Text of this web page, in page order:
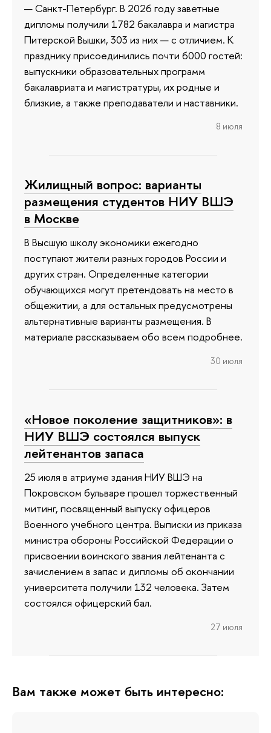
— Санкт-Петербург. В 2026 году заветные
дипломы получили 1782 бакалавра и магистра
Питерской Вышки, 303 из них — с отличием. К
празднику присоединились почти 6000 гостей:
выпускники образовательных программ
бакалавриата и магистратуры, их родные и
близкие, а также преподаватели и наставники.
8 июля
Жилищный вопрос: варианты
размещения студентов НИУ ВШЭ
в Москве
В Высшую школу экономики ежегодно
поступают жители разных городов России и
других стран. Определенные категории
обучающихся могут претендовать на место в
общежитии, а для остальных предусмотрены
альтернативные варианты размещения. В
материале рассказываем обо всем подробнее.
30 июля
«Новое поколение защитников»: в
НИУ ВШЭ состоялся выпуск
лейтенантов запаса
25 июля в атриуме здания НИУ ВШЭ на
Покровском бульваре прошел торжественный
митинг, посвященный выпуску офицеров
Военного учебного центра. Выписки из приказа
министра обороны Российской Федерации о
присвоении воинского звания лейтенанта с
зачислением в запас и дипломы об окончании
университета получили 132 человека. Затем
состоялся офицерский бал.
27 июля
Вам также может быть интересно: